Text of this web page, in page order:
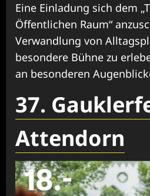
Eine Einladung sich dem
Öffentlichen Raum“
Verwandlung von
besondere Bühne zu
an besonderen
37.
Attendorn